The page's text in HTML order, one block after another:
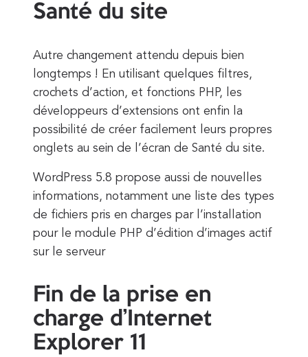
Santé du site
Autre changement attendu depuis bien
longtemps ! En utilisant quelques filtres,
crochets d’action, et fonctions PHP, les
développeurs d’extensions ont enfin la
possibilité de créer facilement leurs propres
onglets au sein de l’écran de Santé du site.
WordPress 5.8 propose aussi de nouvelles
informations, notamment une liste des types
de fichiers pris en charges par l’installation
pour le module PHP d’édition d’images actif
sur le serveur
Fin de la prise en
charge d’Internet
Explorer 11